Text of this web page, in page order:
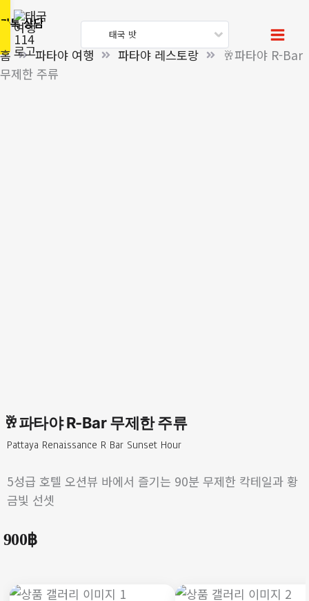
텐
츠
로
건
태국 밧
카톡 상담
홈 파타야 여행 파타야 레스토랑
🥂파타야 R-Bar
무제한 주류
🥂파타야 R-Bar 무제한 주류
Pattaya Renaissance R Bar Sunset Hour
5성급 호텔 오션뷰 바에서 즐기는 90분 무제한 칵테일과 황
금빛 선셋
900฿
파
타
야